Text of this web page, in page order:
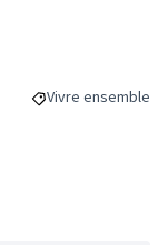
Filtrer les
Vivre ensemble